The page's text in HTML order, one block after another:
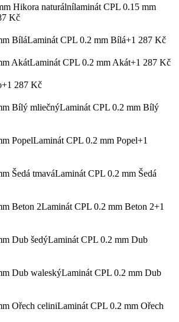
laminát CPL 0.15 mm
Kč
Laminát CPL 0.2 mm Bílá+1 287 Kč
Laminát CPL 0.2 mm Akát+1 287 Kč
+1 287 Kč
Laminát CPL 0.2 mm Bílý
Laminát CPL 0.2 mm Popel+1
Laminát CPL 0.2 mm Šedá
Laminát CPL 0.2 mm Beton 2+1
Laminát CPL 0.2 mm Dub
Laminát CPL 0.2 mm Dub
Laminát CPL 0.2 mm Ořech